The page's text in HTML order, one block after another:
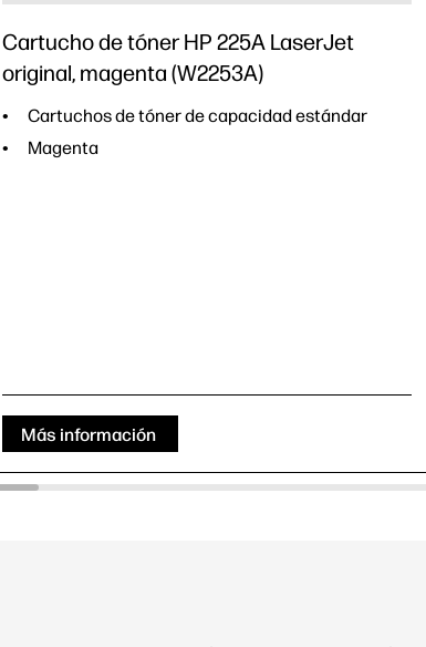
Cartucho de tóner HP 225A LaserJet
original, magenta (W2253A)
Cartuchos de tóner de capacidad estándar
Magenta
Más información